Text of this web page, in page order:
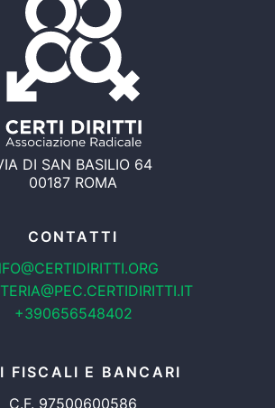
DI SAN BASILIO 64
00187 ROMA
CONTATTI
+390656548402
FISCALI E BANCARI
C.F. 97500600586